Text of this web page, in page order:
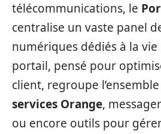
télécommunications, le
centralise un vaste panel
numériques dédiés à la vie
portail, pensé pour
client, regroupe
services Orange,
ou encore outils pour